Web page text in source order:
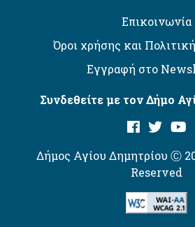
Επικοινωνία
Όροι χρήσης και
Εγγραφή στο
Συνδεθείτε με τον Δήμο
Δήμος Αγίου Δημητρίου Ⓒ
Reserved